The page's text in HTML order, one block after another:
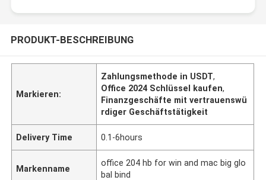
PRODUKT-BESCHREIBUNG
Markieren:
Zahlungsmethode in USDT,
Office 2024 Schlüssel kaufen,
Finanzgeschäfte mit vertrauenswü
rdiger Geschäftstätigkeit
Delivery Time 0.1-6hours
Markenname
office 204 hb for win and mac big glo
bal bind